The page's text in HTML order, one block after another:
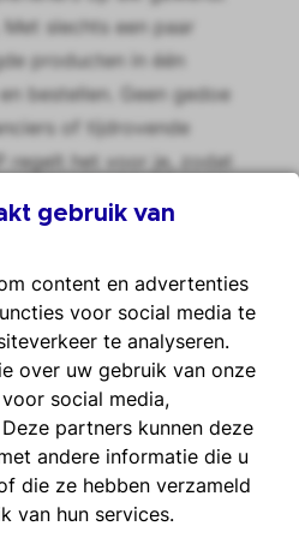
slechts een paar
producten in één
bestellen. Geen gedoe
of tijdrovende
regelt het voor je, zodat
wij voor directe
Je hoeft je
de administratieve
uit handen. Met
tijd kunnen besteden
administratieve of
van SUP.
gebruik van
content en advertenties
voor social media te
te analyseren.
over uw gebruik van onze
social media,
partners kunnen deze
andere informatie die u
die ze hebben verzameld
van hun services.